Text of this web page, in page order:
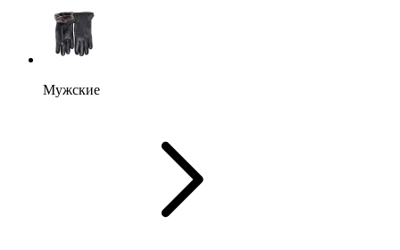
Мужские